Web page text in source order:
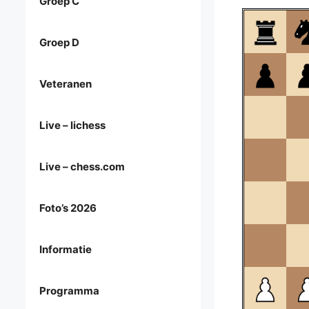
Groep D
Veteranen
Live – lichess
Live – chess.com
Foto’s 2026
Informatie
Programma